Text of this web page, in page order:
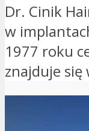
Dr. Cinik
w
1977 roku
znajduje się